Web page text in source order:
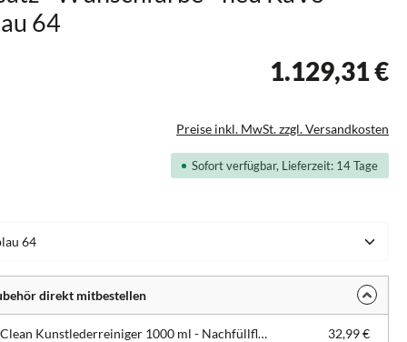
64
1.129,31 €
Preise inkl. MwSt. zzgl. Versandkosten
Sofort verfügbar, Lieferzeit: 14 Tage
direkt mitbestellen
DentaClean Kunstlederreiniger 1000 ml - Nachfüllflasche
32,99 €